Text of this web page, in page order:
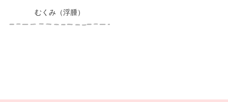
むくみ（浮腫）